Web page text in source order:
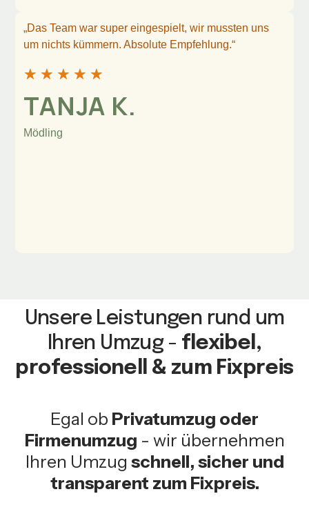
„Das Team war super eingespielt, wir mussten uns
um nichts kümmern. Absolute Empfehlung.“
★ ★ ★ ★ ★
TANJA K.
Mödling
Unsere Leistungen rund um
Ihren Umzug - flexibel,
professionell & zum Fixpreis
Egal ob Privatumzug oder
Firmenumzug - wir übernehmen
Ihren Umzug schnell, sicher und
transparent zum Fixpreis.